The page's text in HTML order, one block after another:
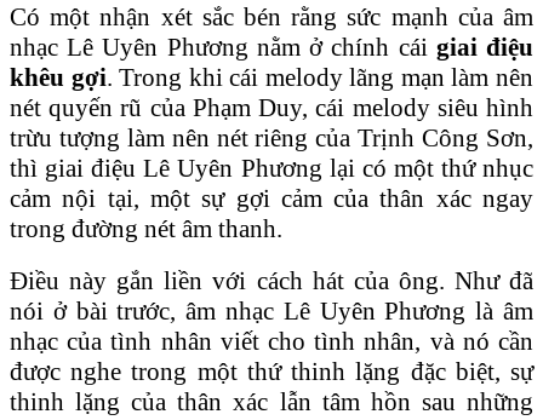
Có một nhận xét sắc bén rằng sức mạnh của âm
nhạc Lê Uyên Phương nằm ở chính cái giai điệu
khêu gợi. Trong khi cái melody lãng mạn làm nên
nét quyến rũ của Phạm Duy, cái melody siêu hình
trừu tượng làm nên nét riêng của Trịnh Công Sơn,
thì giai điệu Lê Uyên Phương lại có một thứ nhục
cảm nội tại, một sự gợi cảm của thân xác ngay
trong đường nét âm thanh.
Điều này gắn liền với cách hát của ông. Như đã
nói ở bài trước, âm nhạc Lê Uyên Phương là âm
nhạc của tình nhân viết cho tình nhân, và nó cần
được nghe trong một thứ thinh lặng đặc biệt, sự
thinh lặng của thân xác lẫn tâm hồn sau những